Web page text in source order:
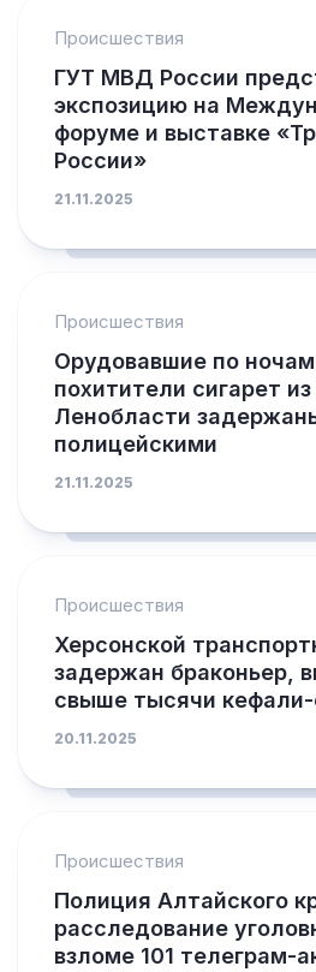
Происшествия
ГУТ МВД России
экспозицию на
форуме и выставке
России»
21.11.2025
Происшествия
Орудовавшие по
похитители сигарет
Ленобласти
полицейскими
21.11.2025
Происшествия
Херсонской
задержан браконьер,
свыше тысячи кефали-
20.11.2025
Происшествия
Полиция Алтайского
расследование
взломе 101 телеграм-